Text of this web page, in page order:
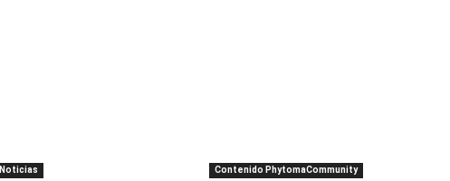
Noticias Contenido PhytomaCommunity